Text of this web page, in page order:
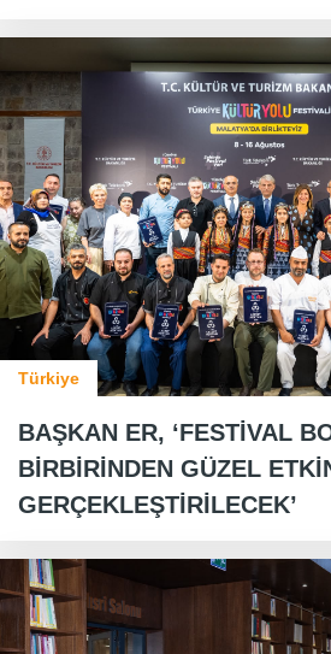
Türkiye
BAŞKAN ER, ‘FESTİVAL
BİRBİRİNDEN GÜZEL
GERÇEKLEŞTİRİLECEK’